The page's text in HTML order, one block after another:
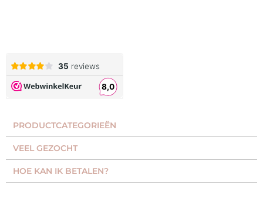
PRODUCTCATEGORIEËN​
VEEL GEZOCHT​
HOE KAN IK BETALEN?